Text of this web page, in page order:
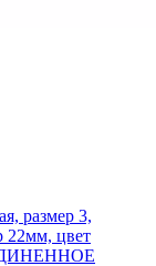
размер 3,
22мм, цвет